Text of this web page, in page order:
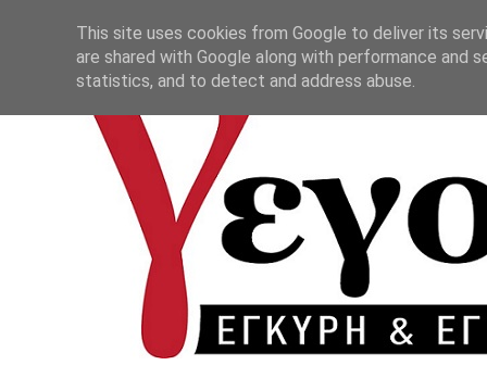
This site uses cookies from Google to deliver its
are shared with Google along with performance and
statistics, and to detect and address abuse.